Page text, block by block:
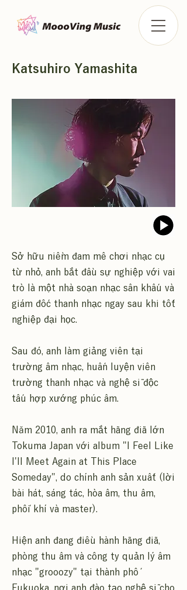
Sở hữu niềm đam mê chơi nhạc cụ
từ nhỏ, anh bắt đầu sự nghiệp với vai
trò là một nhà soạn nhạc sân khấu và
giám đốc thanh nhạc ngay sau khi tốt
nghiệp đại học.
Sau đó, anh làm giảng viên tại
trường âm nhạc, huấn luyện viên
trường thanh nhạc và nghệ sĩ độc
tấu hợp xướng phúc âm.
Năm 2010, anh ra mắt hãng đĩa lớn
Tokuma Japan với album "I Feel Like
I'll Meet Again at This Place
Someday", do chính anh sản xuất (lời
bài hát, sáng tác, hòa âm, thu âm,
phối khí và master).
Hiện anh đang điều hành hãng đĩa,
phòng thu âm và công ty quản lý âm
nhạc "grooozy" tại thành phố
Fukuoka, nơi anh đào tạo nghệ sĩ cho
Katsuhiro Yamashita